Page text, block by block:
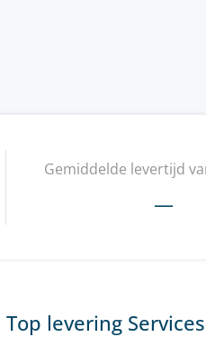
Gemiddelde levertijd
—
Top levering Services